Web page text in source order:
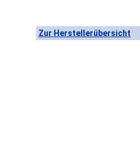
Zur Herstellerübersicht